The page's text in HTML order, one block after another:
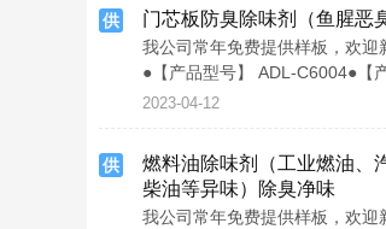
供 门芯板防臭除味剂（鱼腥恶
我公司常年免费提供样板，欢
●【产品型号】 ADL-C6004●【
2023-04-12
供
燃料油除味剂（工业燃油、
柴油等异味）除臭净味
我公司常年免费提供样板，欢